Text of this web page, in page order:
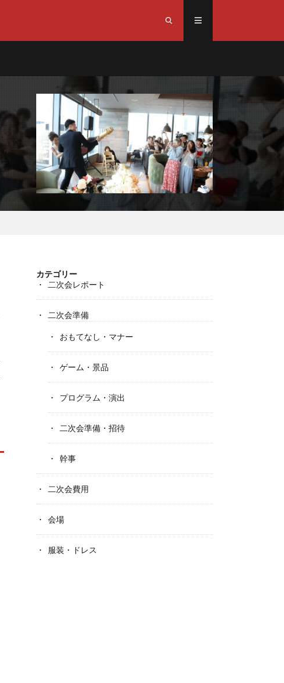
カテゴリー
二次会レポート
二次会準備
おもてなし・マナー
ゲーム・景品
プログラム・演出
二次会準備・招待
幹事
二次会費用
会場
服装・ドレス